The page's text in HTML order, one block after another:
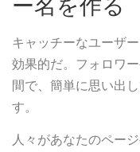
ー名を作る
キャッチーなユーザ
効果的だ。フォロワ
間で、簡単に思い出
す。
人々があなたのペー